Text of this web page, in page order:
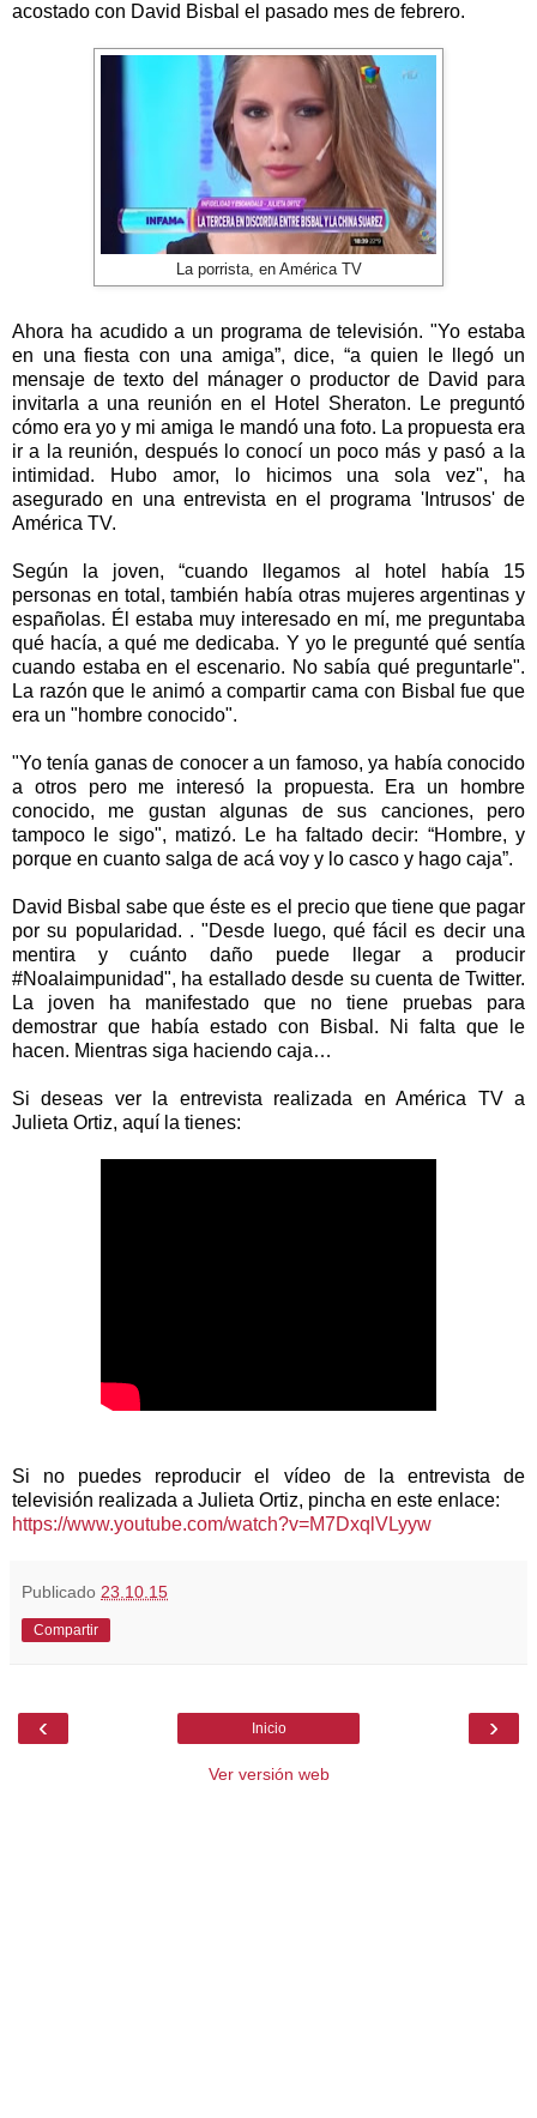
acostado con David Bisbal el pasado mes de febrero.
La porrista, en América TV
Ahora ha acudido a un programa de televisión. "Yo estaba
en una fiesta con una amiga”, dice, “a quien le llegó un
mensaje de texto del mánager o productor de David para
invitarla a una reunión en el Hotel Sheraton. Le preguntó
cómo era yo y mi amiga le mandó una foto. La propuesta era
ir a la reunión, después lo conocí un poco más y pasó a la
intimidad. Hubo amor, lo hicimos una sola vez", ha
asegurado en una entrevista en el programa 'Intrusos' de
América TV.
Según la joven, “cuando llegamos al hotel había 15
personas en total, también había otras mujeres argentinas y
españolas. Él estaba muy interesado en mí, me preguntaba
qué hacía, a qué me dedicaba. Y yo le pregunté qué sentía
cuando estaba en el escenario. No sabía qué preguntarle".
La razón que le animó a compartir cama con Bisbal fue que
era un "hombre conocido".
"Yo tenía ganas de conocer a un famoso, ya había conocido
a otros pero me interesó la propuesta. Era un hombre
conocido, me gustan algunas de sus canciones, pero
tampoco le sigo", matizó. Le ha faltado decir: “Hombre, y
porque en cuanto salga de acá voy y lo casco y hago caja”.
David Bisbal sabe que éste es el precio que tiene que pagar
por su popularidad. . "Desde luego, qué fácil es decir una
mentira y cuánto daño puede llegar a producir
#Noalaimpunidad", ha estallado desde su cuenta de Twitter.
La joven ha manifestado que no tiene pruebas para
demostrar que había estado con Bisbal. Ni falta que le
hacen. Mientras siga haciendo caja…
Si deseas ver la entrevista realizada en América TV a
Julieta Ortiz, aquí la tienes:
Si no puedes reproducir el vídeo de la entrevista de
televisión realizada a Julieta Ortiz, pincha en este enlace:
https://www.youtube.com/watch?v=M7DxqlVLyyw
Publicado 23.10.15
Compartir
‹ ›
Inicio
Ver versión web